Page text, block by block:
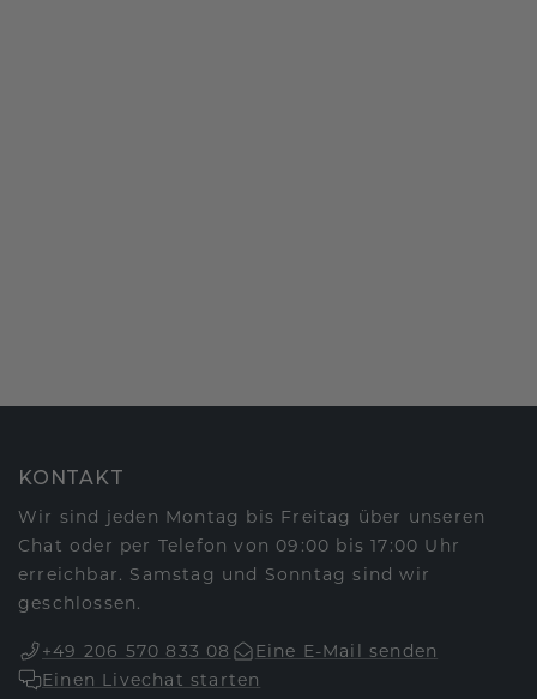
KONTAKT
Wir sind jeden Montag bis Freitag über unseren
Chat oder per Telefon von 09:00 bis 17:00 Uhr
erreichbar. Samstag und Sonntag sind wir
geschlossen.
+49 206 570 833 08
Eine E-Mail senden
Einen Livechat starten